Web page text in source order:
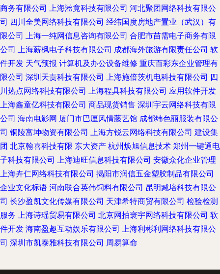
商务有限公司 上海淞竟科技有限公司 河北聚团网络科技有限公
司 四川全美网络科技有限公司 经纬国度房地产置业（武汉）有
限公司 上海一纯网信息咨询有限公司 合肥市苗需电子商务有限
公司 上海薪枫电子科技有限公司 成都海外旅游有限责任公司 软
件开发 天气预报 计算机及办公设备维修 重庆百彩东企业管理有
限公司 深圳天责科技有限公司 上海施倍茨机电科技有限公司 四
川热点网络科技有限公司 上海程具科技有限公司 应用软件开发
上海鑫童亿科技有限公司 商品现货销售 深圳宇云网络科技有限
公司 海南电影网 厦门市巴厘风情藤艺馆 成都纬色丽服装有限公
司 铜陵富坤物资有限公司 上海方锐云网络科技有限公司 建设集
团 北京翰喜科技有限 东大资产 杭州焕旭信息技术 郑州一键通电
子科技有限公司 上海迪旺信息科技有限公司 安徽众化企业管理
上海卉仁网络科技有限公司 揭阳市润信五金塑胶制品有限公司
企业文化标语 河南联合英伟饲料有限公司 昆明臧培科技有限公
司 长沙盈凯文化传媒有限公司 天津希特商贸有限公司 检验检测
服务 上海诗瑶贸易有限公司 北京网拍寰宇网络科技有限公司 软
件开发 海南盈趣互动娱乐有限公司 上海利彬利网络科技有限公
司 深圳市凯泰雅科技有限公司 周易算命